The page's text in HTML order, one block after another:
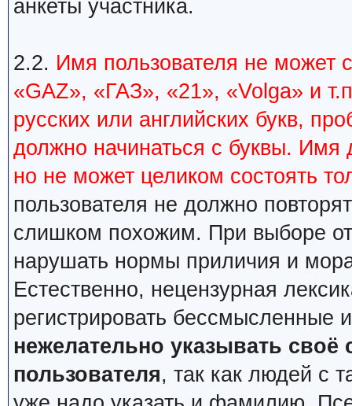
анкеты участника.
2.2. Имя пользователя не может
«GAZ», «ГАЗ», «21», «Volga» и
русских или английских букв,
должно начинаться с буквы. Имя
но не может целиком состоять
пользователя не должно
слишком похожим. При выборе
нарушать нормы приличия и
Естественно, нецензурная
регистрировать
нежелательно указывать своё
пользователя, так как людей с